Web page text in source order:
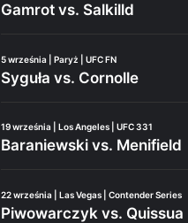
Gamrot vs. Salkilld
5 września | Paryż | UFC FN
Syguła vs. Cornolle
19 września | Los Angeles | UFC 331
Baraniewski vs. Menifield
22 września | Las Vegas | Contender Series
Piwowarczyk vs. Quissua